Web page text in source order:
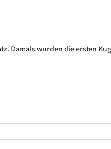
Damals wurden die ersten